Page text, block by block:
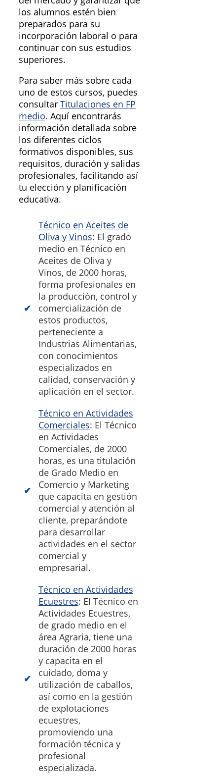
los alumnos estén bien
preparados para su
incorporación laboral o para
continuar con sus estudios
superiores.
Para saber más sobre cada
uno de estos cursos, puedes
consultar Titulaciones en FP
medio. Aquí encontrarás
información detallada sobre
los diferentes ciclos
formativos disponibles, sus
requisitos, duración y salidas
profesionales, facilitando así
tu elección y planificación
educativa.
Técnico en Aceites de
Oliva y Vinos: El grado
medio en Técnico en
Aceites de Oliva y
Vinos, de 2000 horas,
forma profesionales en
la producción, control y
comercialización de
estos productos,
perteneciente a
Industrias Alimentarias,
con conocimientos
especializados en
calidad, conservación y
aplicación en el sector.
Técnico en Actividades
Comerciales: El Técnico
en Actividades
Comerciales, de 2000
horas, es una titulación
de Grado Medio en
Comercio y Marketing
que capacita en gestión
comercial y atención al
cliente, preparándote
para desarrollar
actividades en el sector
comercial y
empresarial.
Técnico en Actividades
Ecuestres: El Técnico en
Actividades Ecuestres,
de grado medio en el
área Agraria, tiene una
duración de 2000 horas
y capacita en el
cuidado, doma y
utilización de caballos,
así como en la gestión
de explotaciones
ecuestres,
promoviendo una
formación técnica y
profesional
especializada.